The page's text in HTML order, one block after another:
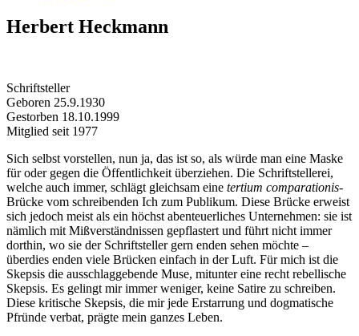
Herbert Heckmann
Schriftsteller
Geboren 25.9.1930
Gestorben 18.10.1999
Mitglied seit 1977
Sich selbst vorstellen, nun ja, das ist so, als würde man eine Maske
für oder gegen die Öffentlichkeit überziehen. Die Schriftstellerei,
welche auch immer, schlägt gleichsam eine tertium comparationis-
Brücke vom schreibenden Ich zum Publikum. Diese Brücke erweist
sich jedoch meist als ein höchst abenteuerliches Unternehmen: sie ist
nämlich mit Mißverständnissen gepflastert und führt nicht immer
dorthin, wo sie der Schriftsteller gern enden sehen möchte –
überdies enden viele Brücken einfach in der Luft. Für mich ist die
Skepsis die ausschlaggebende Muse, mitunter eine recht rebellische
Skepsis. Es gelingt mir immer weniger, keine Satire zu schreiben.
Diese kritische Skepsis, die mir jede Erstarrung und dogmatische
Pfründe verbat, prägte mein ganzes Leben.